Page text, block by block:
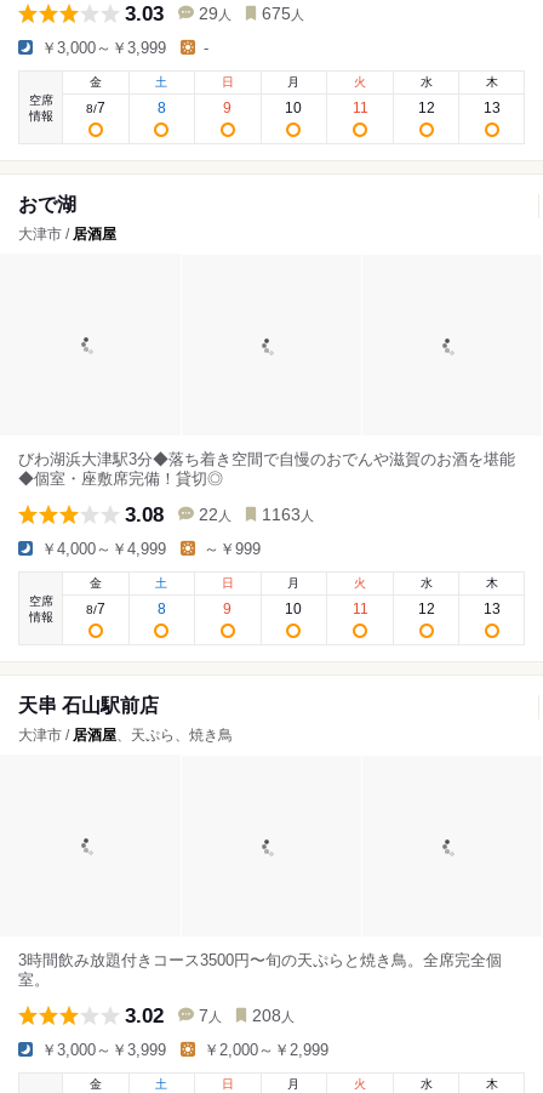
3.03 29 人 675 人
￥3,000～￥3,999 -
空席
情報
金
8/7
土
8
日
9
月
10
火
11
水
12
木
13
おで湖
大津市 / 居酒屋
びわ湖浜大津駅3分◆落ち着き空間で自慢のおでんや滋賀のお酒を堪能
◆個室・座敷席完備！貸切◎
3.08 22 人 1163 人
￥4,000～￥4,999 ～￥999
空席
情報
金
8/7
土
8
日
9
月
10
火
11
水
12
木
13
天串 石山駅前店
大津市 / 居酒屋、天ぷら、焼き鳥
3時間飲み放題付きコース3500円〜旬の天ぷらと焼き鳥。全席完全個
室。
3.02 7 人 208 人
￥3,000～￥3,999 ￥2,000～￥2,999
金
土 日 月 火 水 木